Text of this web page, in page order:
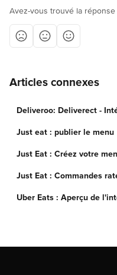
Avez-vous trouvé la
Articles connexes
Deliveroo: Deliverect -
Just eat : publier le menu
Just Eat : Créez votre
Just Eat : Commandes
Uber Eats : Aperçu de